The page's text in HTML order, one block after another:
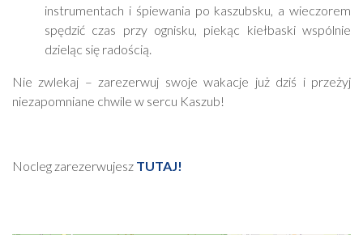
instrumentach i śpiewania po kaszubsku, a wieczorem
spędzić czas przy ognisku, piekąc kiełbaski wspólnie
dzieląc się radością.
Nie zwlekaj – zarezerwuj swoje wakacje już dziś i przeżyj
niezapomniane chwile w sercu Kaszub!
Nocleg zarezerwujesz TUTAJ!